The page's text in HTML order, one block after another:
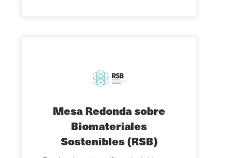
Mesa Redonda sobre
Biomateriales
Sostenibles (RSB)